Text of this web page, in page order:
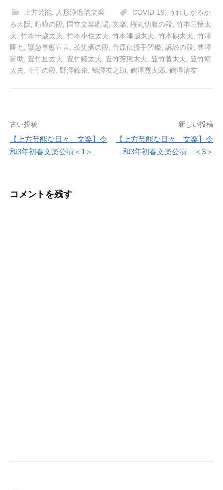
上方芸能 人形浄瑠璃文楽 COVID-19
うれしかるか
る大阪
喧嘩の段 国立文楽劇場 文楽 桜丸切腹の段 竹本三輪太
夫 竹本千歳太夫 竹本小住太夫 竹本津國太夫 竹本碩太夫 竹澤
團七 緊急事態宣言 茶筅酒の段 菅原伝授手習鑑 訴訟の段 豊澤
富助
豊竹亘太夫 豊竹睦太夫 豊竹芳穂太夫 豊竹藤太夫
豊竹靖
太夫 車引の段 野澤錦糸 鶴澤友之助 鶴澤寛太郎 鶴澤清友
投
稿
古い投稿
【上方芸能な日々 文楽】令
和3年初春文楽公演＜1＞
新しい投稿
【上方芸能な日々 文楽】令
和3年初春文楽公演 ＜3＞
コメントを残す